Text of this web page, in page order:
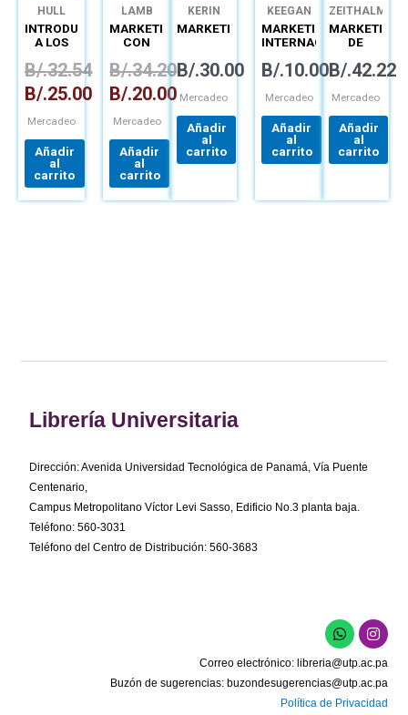
HULL
INTRODUCCIÓN
A LOS
DE
FUTUROS
Y
B/.32.54
B/.25.00
Mercadeo
Añadir
al
carrito
LAMB
MARKETING
CON
PARA
AMÉRICA
LATINA
B/.34.20
B/.20.00
Mercadeo
Añadir
al
carrito
KERIN
MARKETING
B/.30.00
Mercadeo
Añadir
al
carrito
KEEGAN
MARKETING
INTERNACIONAL
B/.10.00
Mercadeo
Añadir
al
carrito
ZEITHALM
MARKETING
DE
B/.42.22
Mercadeo
Añadir
al
carrito
Librería Universitaria
Dirección: Avenida Universidad Tecnológica de Panamá, Vía Puente
Centenario,
Campus Metropolitano Víctor Levi Sasso, Edificio No.3 planta baja.
Teléfono: 560-3031
Teléfono del Centro de Distribución: 560-3683
W
h
a
t
s
a
I
n
t
a
g
Correo electrónico: libreria@utp.ac.pa
Buzón de sugerencias: buzondesugerencias@utp.ac.pa
Política de Privacidad